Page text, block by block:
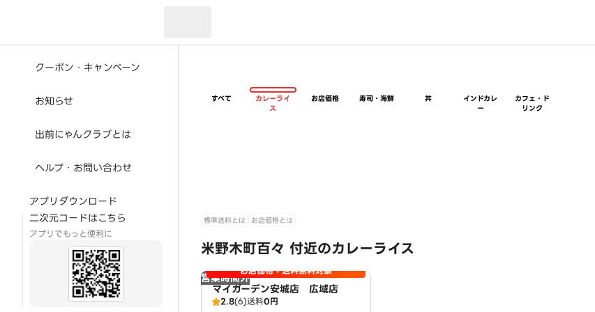
クーポン・キャンペーン
お知らせ
出前にゃんクラブとは
ヘルプ・お問い合わせ
アプリダウンロード
二次元コードはこちら
アプリでもっと便利に
すべて
カレーライ
ス
お店価格 寿司・海鮮 丼
インドカレ
ー
カフェ・ド
リンク
標準送料とは お店価格とは
米野木町百々 付近のカレーライス
営業時間外お店価格＋送料無料対象
マイガーデン安城店 広域店
2.8(6)送料0円